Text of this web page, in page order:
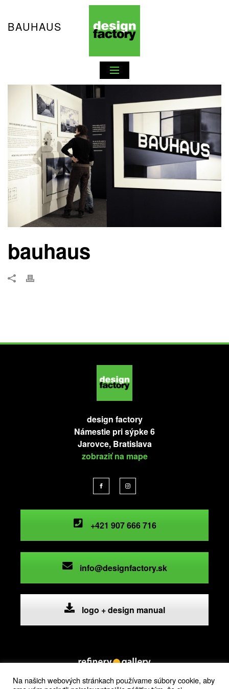
BAUHAUS
bauhaus
design factory
Námestie pri sýpke 6
Jarovce, Bratislava
zobraziť na mape
+421 907 666 716
info@designfactory.sk
logo + design manual
Na našich webových stránkach používame súbory cookie, aby